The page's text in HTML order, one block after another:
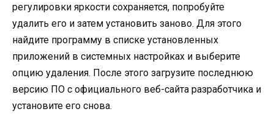
регулировки яркости сохраняется, попробуйте
удалить его и затем установить заново. Для этого
найдите программу в списке установленных
приложений в системных настройках и выберите
опцию удаления. После этого загрузите последнюю
версию ПО с официального веб-сайта разработчика и
установите его снова.